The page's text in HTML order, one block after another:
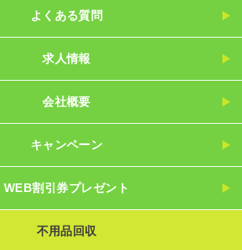
よくある質問
求人情報
会社概要
キャンペーン
WEB割引券プレゼント
不用品回収